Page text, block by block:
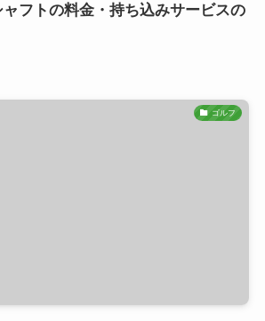
フトの料金・持ち込みサービスの
ゴルフ